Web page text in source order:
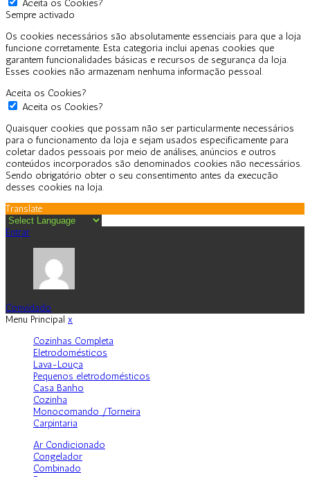
Aceita os Cookies?
Sempre activado
Os cookies necessários são absolutamente essenciais para que a loja
funcione corretamente. Esta categoria inclui apenas cookies que
garantem funcionalidades básicas e recursos de segurança da loja.
Esses cookies não armazenam nenhuma informação pessoal.
Aceita os Cookies?
Aceita os Cookies?
Quaisquer cookies que possam não ser particularmente necessários
para o funcionamento da loja e sejam usados especificamente para
coletar dados pessoais por meio de análises, anúncios e outros
conteúdos incorporados são denominados cookies não necessários.
Sendo obrigatório obter o seu consentimento antes da execução
desses cookies na loja.
Translate
Entrar
Convidado
Menu Principalx
Cozinhas Completa
Eletrodomésticos
Lava-Louça
Pequenos eletrodomésticos
Casa Banho
Cozinha
Monocomando /Torneira
Carpintaria
Ar Condicionado
Congelador
Combinado